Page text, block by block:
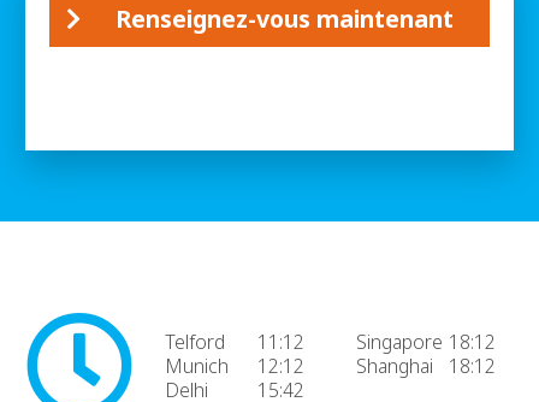
Renseignez-vous maintenant
Telford
11:12
Munich
12:12
Delhi
15:42
Singapore 18:12
Shanghai
18:12